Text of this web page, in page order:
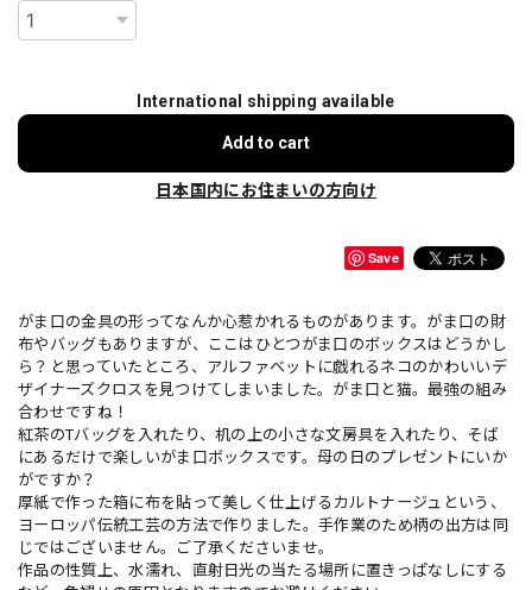
International shipping available
Add to cart
日本国内にお住まいの方向け
Save
がま口の金具の形ってなんか心惹かれるものがあります。がま口の財
布やバッグもありますが、ここはひとつがま口のボックスはどうかし
ら？と思っていたところ、アルファベットに戯れるネコのかわいいデ
ザイナーズクロスを見つけてしまいました。がま口と猫。最強の組み
合わせですね！
紅茶のTバッグを入れたり、机の上の小さな文房具を入れたり、そば
にあるだけで楽しいがま口ボックスです。母の日のプレゼントにいか
がですか？
厚紙で作った箱に布を貼って美しく仕上げるカルトナージュという、
ヨーロッパ伝統工芸の方法で作りました。手作業のため柄の出方は同
じではございません。ご了承くださいませ。
作品の性質上、水濡れ、直射日光の当たる場所に置きっぱなしにする